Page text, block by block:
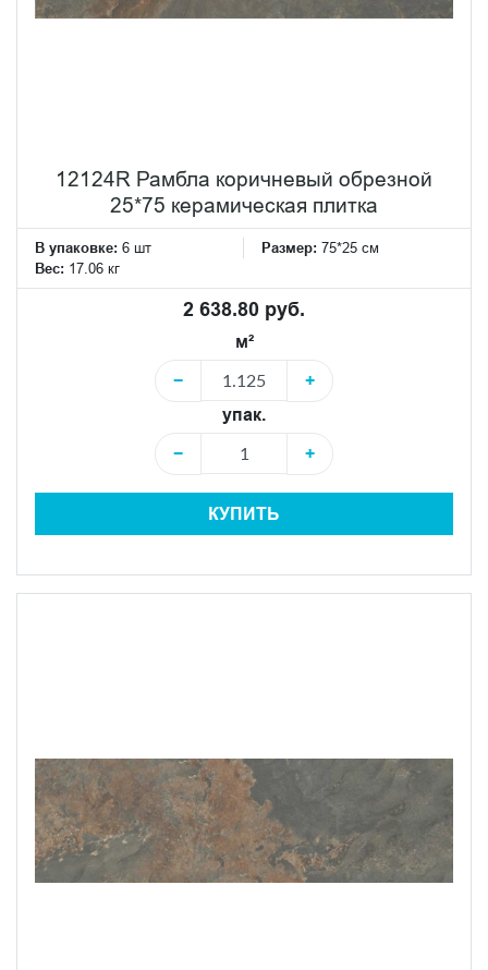
12124R Рамбла коричневый обрезной
25*75 керамическая плитка
В упаковке: 6 шт Размер: 75*25 см
Вес: 17.06 кг
2 638.80 руб.
м²
−
+
упак.
−
+
КУПИТЬ